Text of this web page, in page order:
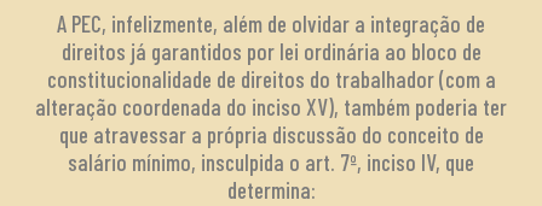
A PEC, infelizmente, além de olvidar a integração de
direitos já garantidos por lei ordinária ao bloco de
constitucionalidade de direitos do trabalhador (com a
alteração coordenada do inciso XV), também poderia ter
que atravessar a própria discussão do conceito de
salário mínimo, insculpida o art. 7º, inciso IV, que
determina: